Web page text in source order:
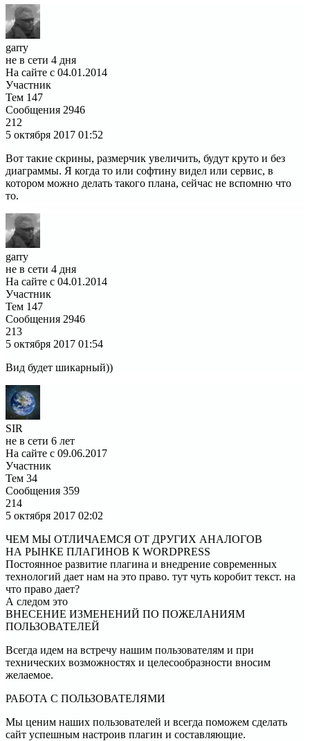
garry
не в сети 4 дня
На сайте с 04.01.2014
Участник
Тем 147
Сообщения 2946
212
5 октября 2017 01:52
Вот такие скрины, размерчик увеличить, будут круто и без
диаграммы. Я когда то или софтину видел или сервис, в
котором можно делать такого плана, сейчас не вспомню что
то.
garry
не в сети 4 дня
На сайте с 04.01.2014
Участник
Тем 147
Сообщения 2946
213
5 октября 2017 01:54
Вид будет шикарный))
SIR
не в сети 6 лет
На сайте с 09.06.2017
Участник
Тем 34
Сообщения 359
214
5 октября 2017 02:02
ЧЕМ МЫ ОТЛИЧАЕМСЯ ОТ ДРУГИХ АНАЛОГОВ
НА РЫНКЕ ПЛАГИНОВ К WORDPRESS
Постоянное развитие плагина и внедрение современных
технологий дает нам на это право. тут чуть коробит текст. на
что право дает?
А следом это
ВНЕСЕНИЕ ИЗМЕНЕНИЙ ПО ПОЖЕЛАНИЯМ
ПОЛЬЗОВАТЕЛЕЙ
Всегда идем на встречу нашим пользователям и при
технических возможностях и целесообразности вносим
желаемое.
РАБОТА С ПОЛЬЗОВАТЕЛЯМИ
Мы ценим наших пользователей и всегда поможем сделать
сайт успешным настроив плагин и составляющие.